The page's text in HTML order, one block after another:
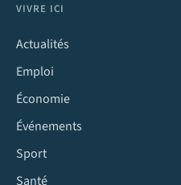
VIVRE ICI
Actualités
Emploi
Économie
Événements
Sport
Santé